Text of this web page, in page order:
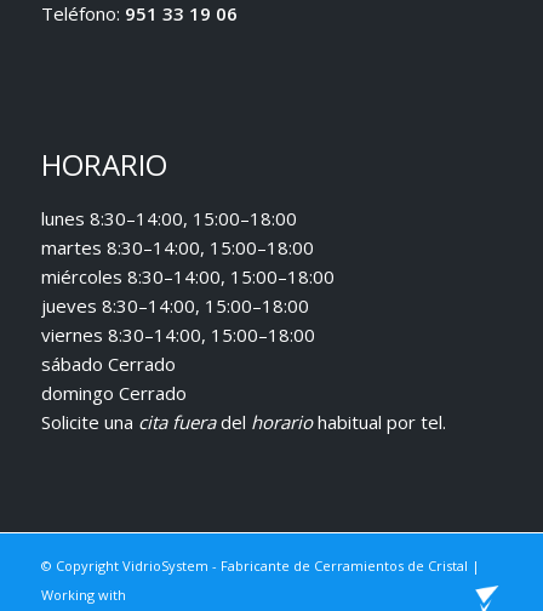
Teléfono: 951 33 19 06
HORARIO
lunes 8:30–14:00, 15:00–18:00
martes 8:30–14:00, 15:00–18:00
miércoles 8:30–14:00, 15:00–18:00
jueves 8:30–14:00, 15:00–18:00
viernes 8:30–14:00, 15:00–18:00
sábado Cerrado
domingo Cerrado
Solicite una cita fueradel horariohabitual por tel.
© Copyright VidrioSystem - Fabricante de Cerramientos de Cristal |
Working with